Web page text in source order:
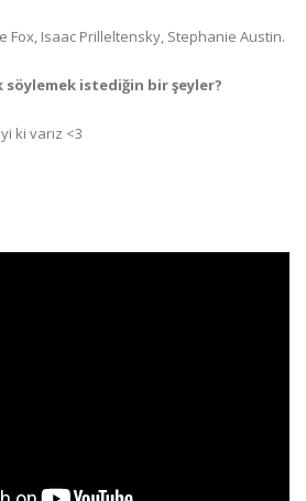
Fox, Isaac Prilleltensky, Stephanie Austin.
istediğin bir şeyler?
ki varız <3